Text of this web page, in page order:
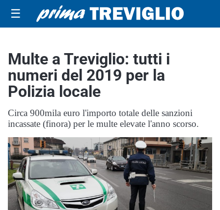
☰
Multe a Treviglio: tutti i
numeri del 2019 per la
Polizia locale
Circa 900mila euro l'importo totale delle sanzioni
incassate (finora) per le multe elevate l'anno scorso.